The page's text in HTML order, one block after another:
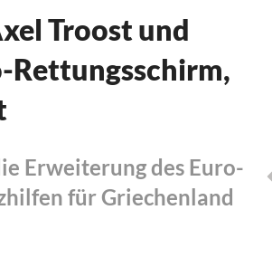
Troost und
Rettungsschirm,
Erweiterung des Euro-
für Griechenland